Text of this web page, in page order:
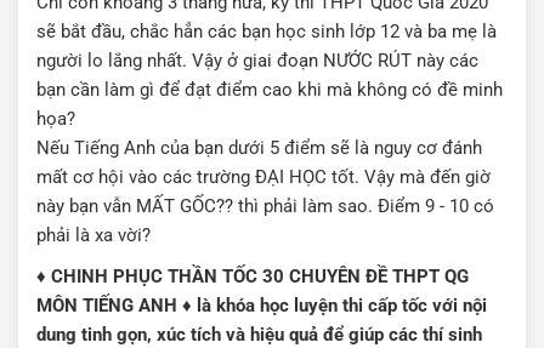
sẽ bắt đầu, chắc hẳn các bạn học sinh lớp 12 và ba mẹ là
người lo lắng nhất. Vậy ở giai đoạn NƯỚC RÚT này các
bạn cần làm gì để đạt điểm cao khi mà không có đề minh
họa?
Nếu Tiếng Anh của bạn dưới 5 điểm sẽ là nguy cơ đánh
mất cơ hội vào các trường ĐẠI HỌC tốt. Vậy mà đến giờ
này bạn vẫn MẤT GỐC?? thì phải làm sao. Điểm 9 - 10 có
phải là xa vời?
♦ CHINH PHỤC THẦN TỐC 30 CHUYÊN ĐỀ THPT QG
MÔN TIẾNG ANH ♦ là khóa học luyện thi cấp tốc với nội
dung tinh gọn, xúc tích và hiệu quả để giúp các thí sinh